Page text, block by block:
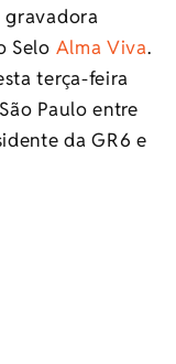
gravadora
Selo Alma Viva.
terça-feira
Paulo entre
da GR6 e